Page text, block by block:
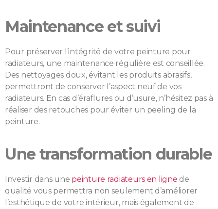
Maintenance et suivi
Pour préserver l’intégrité de votre peinture pour
radiateurs, une maintenance régulière est conseillée.
Des nettoyages doux, évitant les produits abrasifs,
permettront de conserver l’aspect neuf de vos
radiateurs. En cas d’éraflures ou d’usure, n’hésitez pas à
réaliser des retouches pour éviter un peeling de la
peinture.
Une transformation durable
Investir dans une peinture radiateurs en ligne de
qualité vous permettra non seulement d’améliorer
l’esthétique de votre intérieur, mais également de